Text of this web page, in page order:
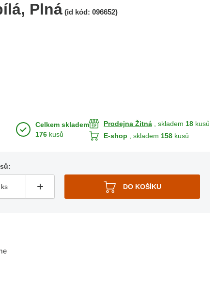
, Plná (id kód: 096652)
Celkem skladem
176 kusů
Prodejna Žitná , skladem 18 kusů
E-shop
, skladem 158 kusů